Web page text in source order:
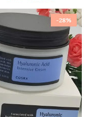
-28%